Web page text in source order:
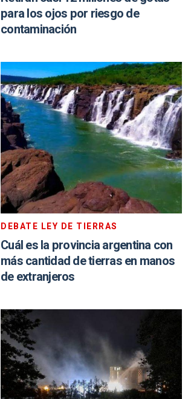
para los ojos por riesgo de
contaminación
DEBATE LEY DE TIERRAS
Cuál es la provincia argentina con
más cantidad de tierras en manos
de extranjeros